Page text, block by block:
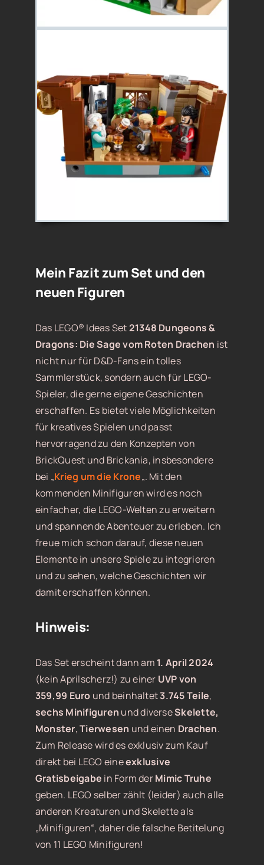
Mein Fazit zum Set und den
neuen Figuren
Das LEGO® Ideas Set21348 Dungeons &
Dragons: Die Sage vom Roten Drachen ist
nicht nur für D&D-Fans ein tolles
Sammlerstück, sondern auch für LEGO-
Spieler, die gerne eigene Geschichten
erschaffen. Es bietet viele Möglichkeiten
für kreatives Spielen und passt
hervorragend zu den Konzepten von
BrickQuest und Brickania, insbesondere
bei „Krieg um die Krone„. Mit den
kommenden Minifiguren wird es noch
einfacher, die LEGO-Welten zu erweitern
und spannende Abenteuer zu erleben. Ich
freue mich schon darauf, diese neuen
Elemente in unsere Spiele zu integrieren
und zu sehen, welche Geschichten wir
damit erschaffen können.
Hinweis:
Das Set erscheint dann am 1. April 2024
(kein Aprilscherz!) zu einer UVP von
359,99 Euro und beinhaltet3.745 Teile,
sechs Minifiguren und diverseSkelette,
Monster,Tierwesen und einen Drachen.
Zum Release wird es exklusiv zum Kauf
direkt bei LEGO eineexklusive
Gratisbeigabe in Form derMimic Truhe
geben. LEGO selber zählt (leider) auch alle
anderen Kreaturen und Skelette als
„Minifiguren“, daher die falsche Betitelung
von 11 LEGO Minifiguren!